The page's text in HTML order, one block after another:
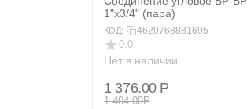
1"х3/4" (пара)
КОД: 4620768881695
0.0
Нет в наличии
1 376.00 Р
1 404.00Р